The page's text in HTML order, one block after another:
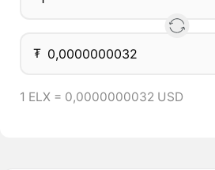
₮
1 ELX = 0,0000000032 USD